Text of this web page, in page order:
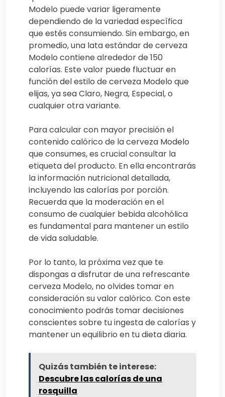
Modelo puede variar ligeramente
dependiendo de la variedad específica
que estés consumiendo. Sin embargo, en
promedio, una lata estándar de cerveza
Modelo contiene alrededor de 150
calorías. Este valor puede fluctuar en
función del estilo de cerveza Modelo que
elijas, ya sea Claro, Negra, Especial, o
cualquier otra variante.
Para calcular con mayor precisión el
contenido calórico de la cerveza Modelo
que consumes, es crucial consultar la
etiqueta del producto. En ella encontrarás
la información nutricional detallada,
incluyendo las calorías por porción.
Recuerda que la moderación en el
consumo de cualquier bebida alcohólica
es fundamental para mantener un estilo
de vida saludable.
Por lo tanto, la próxima vez que te
dispongas a disfrutar de una refrescante
cerveza Modelo, no olvides tomar en
consideración su valor calórico. Con este
conocimiento podrás tomar decisiones
conscientes sobre tu ingesta de calorías y
mantener un equilibrio en tu dieta diaria.
Quizás también te interese:
Descubre las calorías de una
rosquilla